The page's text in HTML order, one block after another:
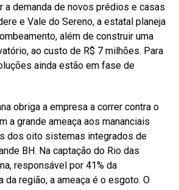
a demanda de novos prédios e casas
e Vale do Sereno, a estatal planeja
além de construir uma
ao custo de R$ 7 milhões. Para
ainda estão em fase de
obriga a empresa a correr contra o
a grande ameaça aos mananciais
dos oito sistemas integrados de
BH. Na captação do Rio das
responsável por 41% da
da região, a ameaça é o esgoto. O